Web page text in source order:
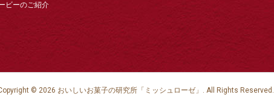
ビーのご紹介
© 2026 おいしいお菓子の研究所「ミッシュローゼ」. All Rights Reserved.